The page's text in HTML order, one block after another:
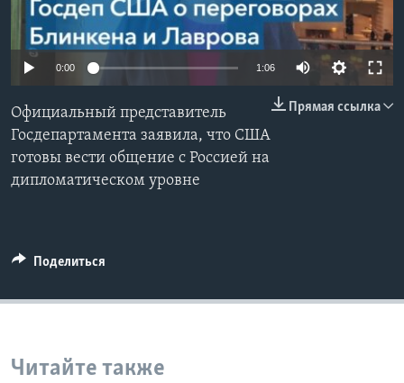
Learning English
Языки
0:00 1:06
Прямая ссылка
Официальный представитель
Госдепартамента заявила, что США
готовы вести общение с Россией на
дипломатическом уровне
Поделиться
Читайте также